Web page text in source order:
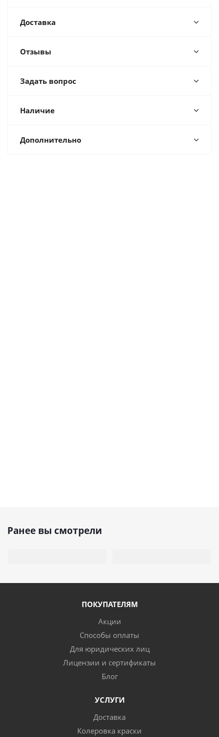
Доставка
Отзывы
Задать вопрос
Наличие
Дополнительно
Ранее вы смотрели
ПОКУПАТЕЛЯМ
Акции
Способы оплаты
Для юридических лиц
Лицензии и сертификаты
Блог
УСЛУГИ
Доставка
Колеровка краски